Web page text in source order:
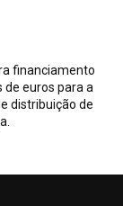
financiamento
de euros para a
distribuição de